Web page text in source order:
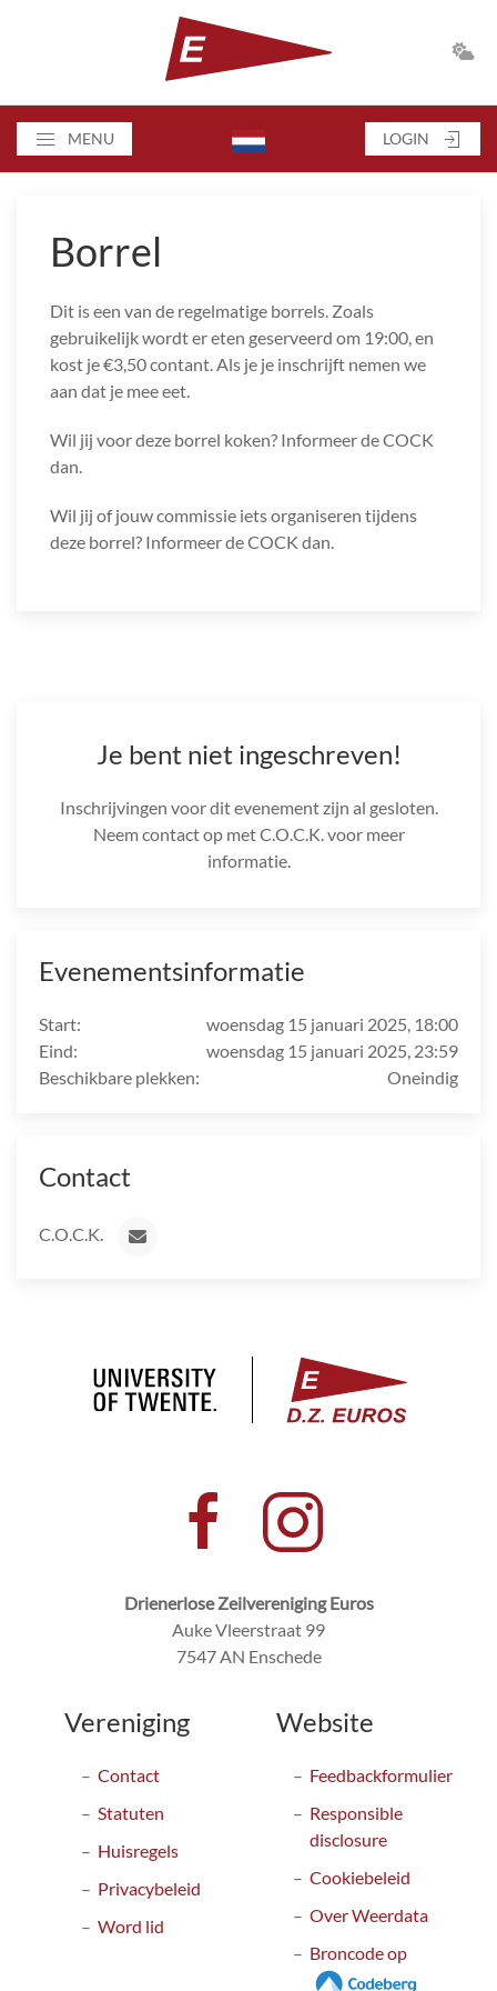
MENU LOGIN
Borrel
Dit is een van de regelmatige borrels. Zoals
gebruikelijk wordt er eten geserveerd om 19:00, en
kost je €3,50 contant. Als je je inschrijft nemen we
aan dat je mee eet.
Wil jij voor deze borrel koken? Informeer de COCK
dan.
Wil jij of jouw commissie iets organiseren tijdens
deze borrel? Informeer de COCK dan.
Je bent niet ingeschreven!
Inschrijvingen voor dit evenement zijn al gesloten.
Neem contact op met C.O.C.K. voor meer
informatie.
Evenementsinformatie
Start:
woensdag 15 januari 2025, 18:00
Eind:
woensdag 15 januari 2025, 23:59
Beschikbare plekken:
Oneindig
Contact
C.O.C.K.
Drienerlose Zeilvereniging Euros
Auke Vleerstraat 99
7547 AN Enschede
Vereniging
Contact
Statuten
Huisregels
Privacybeleid
Word lid
Website
Feedbackformulier
Responsible
disclosure
Cookiebeleid
Over Weerdata
Broncode op